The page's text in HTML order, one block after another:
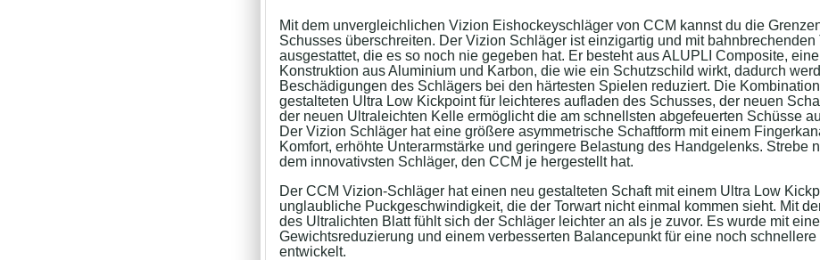
Mit dem unvergleichlichen Vizion Eishockeyschläger von CCM kannst du die
Schusses überschreiten. Der Vizion Schläger ist einzigartig und mit bahnbrechenden
ausgestattet, die es so noch nie gegeben hat. Er besteht aus ALUPLI Composite,
Konstruktion aus Aluminium und Karbon, die wie ein Schutzschild wirkt, dadurch
Beschädigungen des Schlägers bei den härtesten Spielen reduziert. Die
gestalteten Ultra Low Kickpoint für leichteres aufladen des Schusses, der neuen
der neuen Ultraleichten Kelle ermöglicht die am schnellsten abgefeuerten Schüsse
Der Vizion Schläger hat eine größere asymmetrische Schaftform mit einem
Komfort, erhöhte Unterarmstärke und geringere Belastung des Handgelenks. Strebe
dem innovativsten Schläger, den CCM je hergestellt hat.
Der CCM Vizion-Schläger hat einen neu gestalteten Schaft mit einem Ultra Low
unglaubliche Puckgeschwindigkeit, die der Torwart nicht einmal kommen sieht. Mit
des Ultralichten Blatt fühlt sich der Schläger leichter an als je zuvor. Es wurde mit
Gewichtsreduzierung und einem verbesserten Balancepunkt für eine noch
entwickelt.